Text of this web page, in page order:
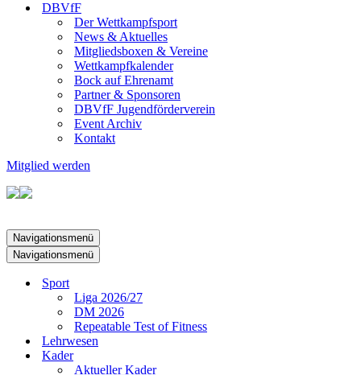
DBVfF
Der Wettkampfsport
News & Aktuelles
Mitgliedsboxen & Vereine
Wettkampfkalender
Bock auf Ehrenamt
Partner & Sponsoren
DBVfF Jugendförderverein
Event Archiv
Kontakt
Mitglied werden
Navigationsmenü
Navigationsmenü
Sport
Liga 2026/27
DM 2026
Repeatable Test of Fitness
Lehrwesen
Kader
Aktueller Kader